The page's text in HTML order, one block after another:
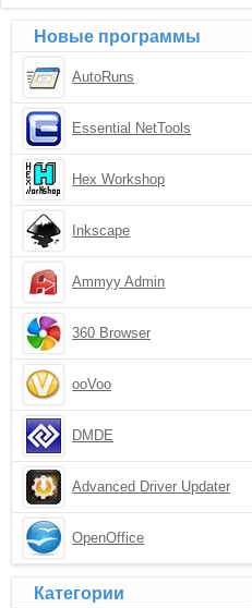
Новые программы
AutoRuns
Essential NetTools
Hex Workshop
Inkscape
Ammyy Admin
360 Browser
ooVoo
DMDE
Advanced Driver Updater
OpenOffice
Категории